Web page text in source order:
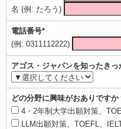
名 (例: たろう)
電話番号*
(例: 0311112222)
アゴス・ジャパンを知ったきっ
どの分野に興味がおありですか
4・2年制大学出願対策、
LLM出願対策、TOEFL、